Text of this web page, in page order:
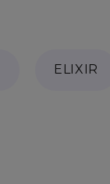
ELIXIR